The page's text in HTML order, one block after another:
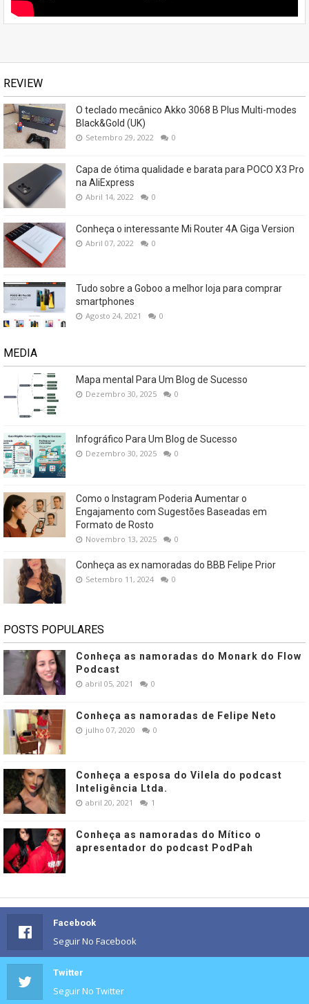
REVIEW
O teclado mecânico Akko 3068 B Plus Multi-modes
Black&Gold (UK)
Setembro 29, 2022 0
Capa de ótima qualidade e barata para POCO X3 Pro
na AliExpress
Abril 14, 2022 0
Conheça o interessante Mi Router 4A Giga Version
Abril 07, 2022 0
Tudo sobre a Goboo a melhor loja para comprar
smartphones
Agosto 24, 2021 0
MEDIA
Mapa mental Para Um Blog de Sucesso
Dezembro 30, 2025 0
Infográfico Para Um Blog de Sucesso
Dezembro 30, 2025 0
Como o Instagram Poderia Aumentar o
Engajamento com Sugestões Baseadas em
Formato de Rosto
Novembro 13, 2025 0
Conheça as ex namoradas do BBB Felipe Prior
Setembro 11, 2024 0
POSTS POPULARES
Conheça as namoradas do Monark do Flow
Podcast
abril 05, 2021 0
Conheça as namoradas de Felipe Neto
julho 07, 2020 0
Conheça a esposa do Vilela do podcast
Inteligência Ltda.
abril 20, 2021 1
Conheça as namoradas do Mítico o
apresentador do podcast PodPah
Facebook
Seguir No Facebook
Twitter
Seguir No Twitter